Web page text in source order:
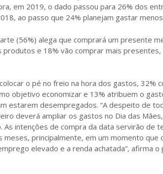
em 2019, o dado passou para 26% dos
ao passo que 24% planejam gastar
(56%) alega que comprará um presente
e 18% vão comprar mais presentes,
o pé no freio na hora dos gastos, 32%
objetivo economizar e 13% atribuem o
estarem desempregados. “A despeito de
deverá ampliar os gastos no Dia das
As intenções de compra da data servirão de
principalmente, em um momento que
elevado e a renda achatada”, afirma o